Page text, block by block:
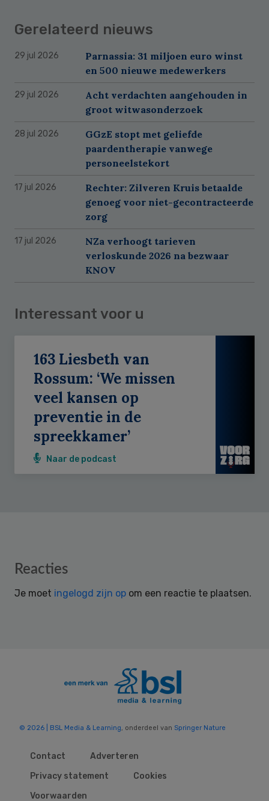
Gerelateerd nieuws
29 jul 2026
Parnassia: 31 miljoen euro winst
en 500 nieuwe medewerkers
29 jul 2026
Acht verdachten aangehouden in
groot witwasonderzoek
28 jul 2026
GGzE stopt met geliefde
paardentherapie vanwege
personeelstekort
17 jul 2026
Rechter: Zilveren Kruis betaalde
genoeg voor niet-gecontracteerde
zorg
17 jul 2026
NZa verhoogt tarieven
verloskunde 2026 na bezwaar
KNOV
Interessant voor u
163 Liesbeth van
Rossum: ‘We missen
veel kansen op
preventie in de
spreekkamer’
Naar de podcast
Reader
Reacties
Je moet ingelogd zijn op om een reactie te plaatsen.
© 2026 | BSL Media & Learning, onderdeel van Springer Nature
Contact
Adverteren
Privacy statement
Cookies
Voorwaarden